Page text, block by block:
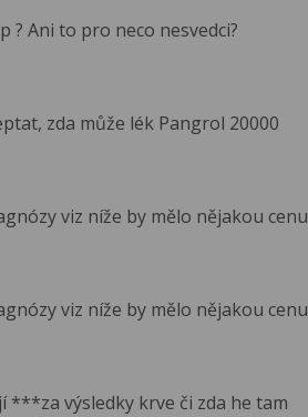
? Ani to pro neco nesvedci?
zda může lék Pangrol 20000
viz níže by mělo nějakou cenu
viz níže by mělo nějakou cenu
***za výsledky krve či zda he tam